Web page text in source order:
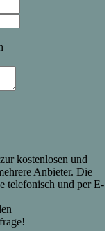
kostenlosen und
Anbieter. Die
telefonisch und per E-